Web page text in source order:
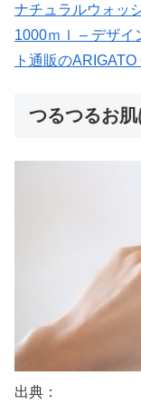
ナチュラルウォッ
1000ｍｌ – デザイ
ト通販のARIGATO
つるつるお
出典：